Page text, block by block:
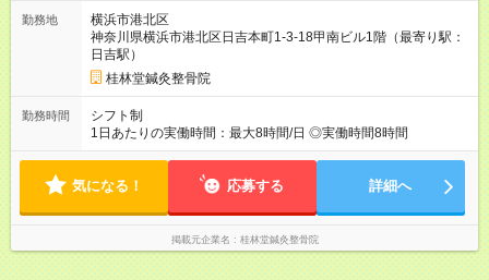
勤務地
横浜市港北区
神奈川県横浜市港北区日吉本町1-3-18甲南ビル1階（最寄り駅：
日吉駅）
桂林堂鍼灸整骨院
勤務時間
シフト制
1日あたりの実働時間：最大8時間/日 ◎実働時間8時間
気になる！ 応募する 詳細へ
掲載元企業名 桂林堂鍼灸整骨院